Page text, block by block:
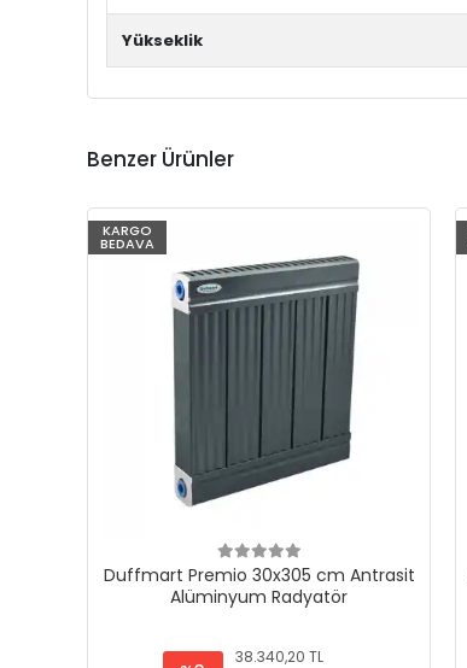
Yükseklik
Benzer Ürünler
KARGO
BEDAVA
Duffmart Premio 30x305 cm Antrasit
Alüminyum Radyatör
38.340,20 TL